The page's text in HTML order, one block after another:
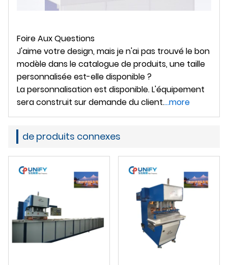
Foire Aux Questions
J'aime votre design, mais je n'ai pas trouvé le bon
modèle dans le catalogue de produits, une taille
personnalisée est-elle disponible ?
La personnalisation est disponible. L'équipement
sera construit sur demande du client....more
de produits connexes